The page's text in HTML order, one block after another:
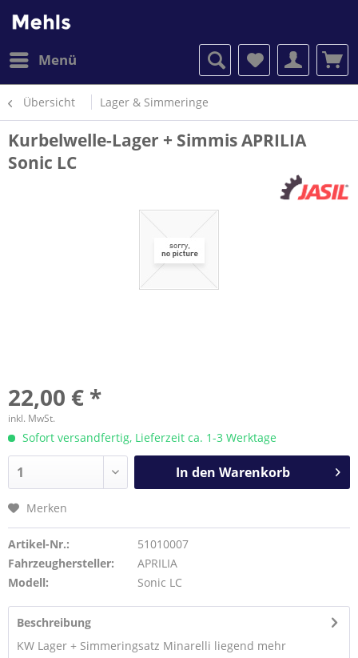
Menü
Übersicht Lager & Simmeringe
Kurbelwelle-Lager + Simmis APRILIA
Sonic LC
22,00 € *
inkl. MwSt.
Sofort versandfertig, Lieferzeit ca. 1-3 Werktage
In den Warenkorb
Merken
Artikel-Nr.:
51010007
Fahrzeughersteller:
APRILIA
Modell:
Sonic LC
Beschreibung
KW Lager + Simmeringsatz Minarelli liegend mehr